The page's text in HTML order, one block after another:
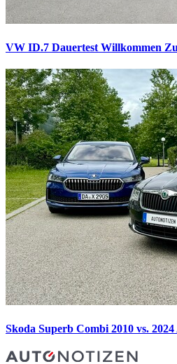
VW ID.7 Dauertest Willkommen
Skoda Superb Combi 2010 vs. 2024